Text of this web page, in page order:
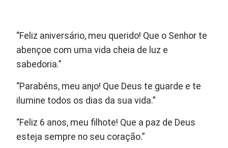
“Feliz aniversário, meu querido! Que o Senhor te
abençoe com uma vida cheia de luz e
sabedoria.”
“Parabéns, meu anjo! Que Deus te guarde e te
ilumine todos os dias da sua vida.”
“Feliz 6 anos, meu filhote! Que a paz de Deus
esteja sempre no seu coração.”